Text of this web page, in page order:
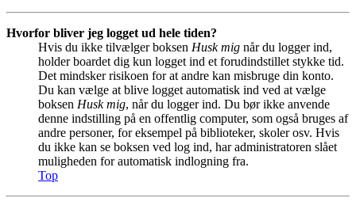
Hvorfor bliver jeg logget ud hele tiden?
Hvis du ikke tilvælger boksen Husk mig når du logger ind,
holder boardet dig kun logget ind et forudindstillet stykke tid.
Det mindsker risikoen for at andre kan misbruge din konto.
Du kan vælge at blive logget automatisk ind ved at vælge
boksen Husk mig, når du logger ind. Du bør ikke anvende
denne indstilling på en offentlig computer, som også bruges af
andre personer, for eksempel på biblioteker, skoler osv. Hvis
du ikke kan se boksen ved log ind, har administratoren slået
muligheden for automatisk indlogning fra.
Top